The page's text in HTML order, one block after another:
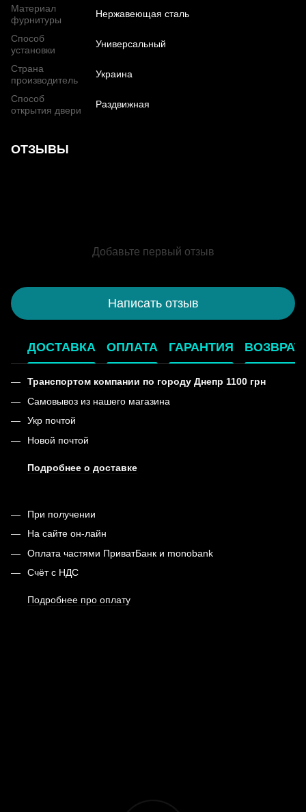
Материал
фурнитуры
Нержавеющая сталь
Способ
установки
Универсальный
Страна
производитель
Украина
Способ
открытия двери
Раздвижная
ОТЗЫВЫ
Добавьте первый отзыв
Написать отзыв
ДОСТАВКА ОПЛАТА ГАРАНТИЯ ВОЗВРАТ
Транспортом компании по городу Днепр 1100 грн
Самовывоз из нашего магазина
Укр почтой
Новой почтой
Подробнее о доставке
При получении
На сайте он-лайн
Оплата частями ПриватБанк и monobank
Счёт с НДС
Подробнее про оплату